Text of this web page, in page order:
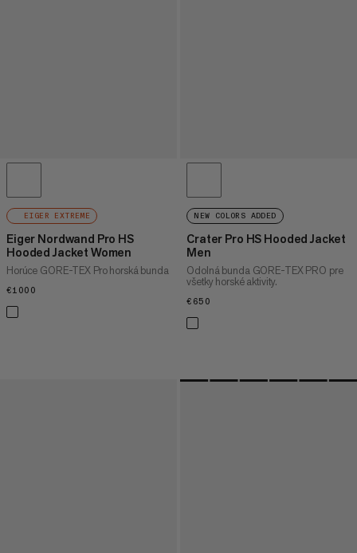
EIGER EXTREME
Eiger Nordwand Pro HS
Hooded Jacket Women
Horúce GORE-TEX Pro horská bunda
€1000
NEW COLORS ADDED
Crater Pro HS Hooded Jacket
Men
Odolná bunda GORE-TEX PRO pre
všetky horské aktivity.
€650